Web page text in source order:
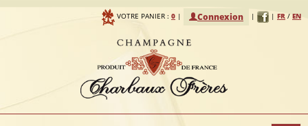
VOTRE PANIER : 0 | Connexion | | FR / EN